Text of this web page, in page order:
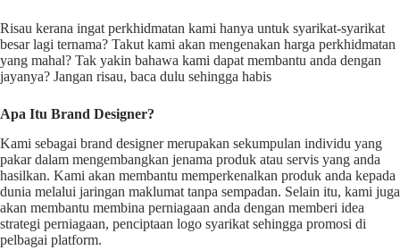
Risau kerana ingat perkhidmatan kami hanya untuk syarikat-syarikat
besar lagi ternama? Takut kami akan mengenakan harga perkhidmatan
yang mahal? Tak yakin bahawa kami dapat membantu anda dengan
jayanya? Jangan risau, baca dulu sehingga habis
Apa Itu Brand Designer?
Kami sebagai brand designer merupakan sekumpulan individu yang
pakar dalam mengembangkan jenama produk atau servis yang anda
hasilkan. Kami akan membantu memperkenalkan produk anda kepada
dunia melalui jaringan maklumat tanpa sempadan. Selain itu, kami juga
akan membantu membina perniagaan anda dengan memberi idea
strategi perniagaan, penciptaan logo syarikat sehingga promosi di
pelbagai platform.